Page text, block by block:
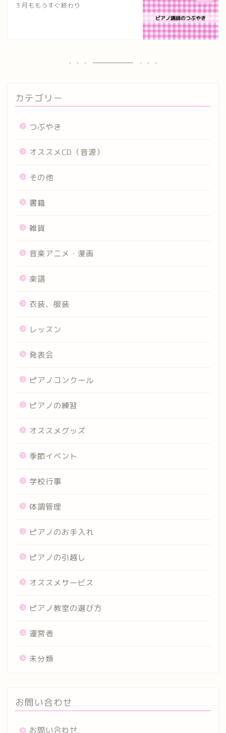
３月ももうすぐ終わり
カテゴリー
つぶやき
オススメCD（音源）
その他
書籍
雑貨
音楽アニメ・漫画
楽譜
衣装、服装
レッスン
発表会
ピアノコンクール
ピアノの練習
オススメグッズ
季節イベント
学校行事
体調管理
ピアノのお手入れ
ピアノの引越し
オススメサービス
ピアノ教室の選び方
運営者
未分類
お問い合わせ
お問い合わせ